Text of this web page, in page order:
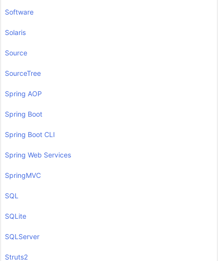
Software
Solaris
Source
SourceTree
Spring AOP
Spring Boot
Spring Boot CLI
Spring Web Services
SpringMVC
SQL
SQLite
SQLServer
Struts2